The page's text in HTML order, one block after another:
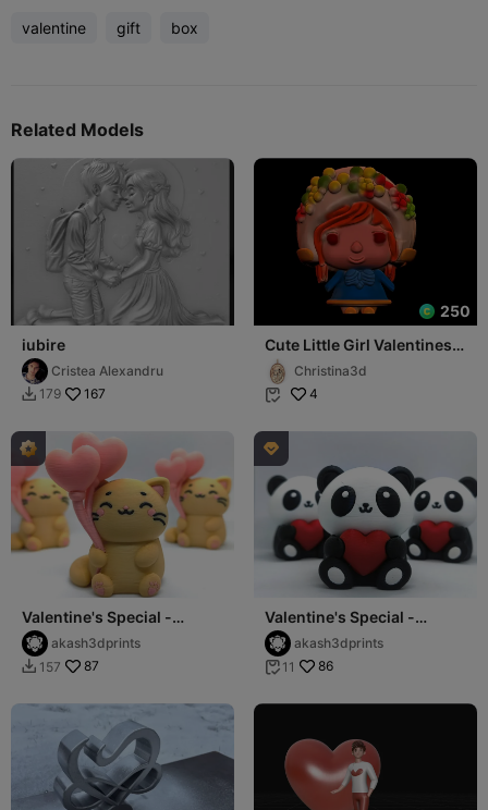
valentine gift box
Related Models
iubire
Cristea Alexandru
 179 167
250
Cute Little Girl Valentines
day GiftChristina3d
 4
Valentine's Special -
Kawaii Cat
akash3dprints
 157 87

Valentine's Special -
Kawaii Panda
akash3dprints
 11 86